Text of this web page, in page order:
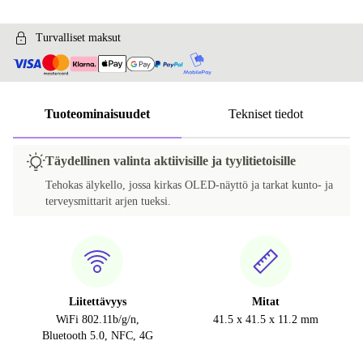
Turvalliset maksut
Tuoteominaisuudet Tekniset tiedot
Täydellinen valinta aktiivisille ja tyylitietoisille
Tehokas älykello, jossa kirkas OLED-näyttö ja tarkat kunto- ja
terveysmittarit arjen tueksi.
Liitettävyys
WiFi 802.11b/g/n,
Bluetooth 5.0, NFC, 4G
Mitat
41.5 x 41.5 x 11.2 mm